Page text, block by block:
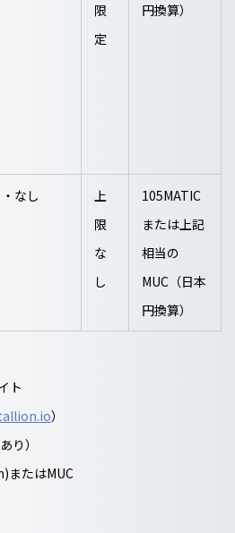
限
定
円換算）
・なし
上
限
な
し
105MATIC
または上記
相当の
MUC（日本
円換算）
ト
）
り）
またはMUC